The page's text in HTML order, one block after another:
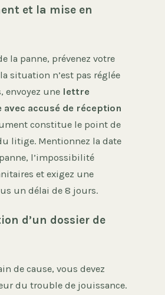
et la mise en
la panne, prévenez votre
situation n’est pas réglée
envoyez une lettre
avec accusé de réception
constitue le point de
litige. Mentionnez la date
l’impossibilité
et exigez une
un délai de 8 jours.
d’un dossier de
de cause, vous devez
du trouble de jouissance.